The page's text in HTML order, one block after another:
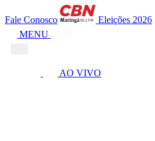
Fale Conosco
Eleições 2026
MENU
AO VIVO